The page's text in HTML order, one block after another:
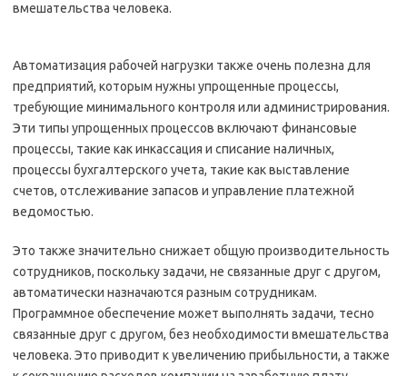
вмешательства человека.
Автоматизация рабочей нагрузки также очень полезна для
предприятий, которым нужны упрощенные процессы,
требующие минимального контроля или администрирования.
Эти типы упрощенных процессов включают финансовые
процессы, такие как инкассация и списание наличных,
процессы бухгалтерского учета, такие как выставление
счетов, отслеживание запасов и управление платежной
ведомостью.
Это также значительно снижает общую производительность
сотрудников, поскольку задачи, не связанные друг с другом,
автоматически назначаются разным сотрудникам.
Программное обеспечение может выполнять задачи, тесно
связанные друг с другом, без необходимости вмешательства
человека. Это приводит к увеличению прибыльности, а также